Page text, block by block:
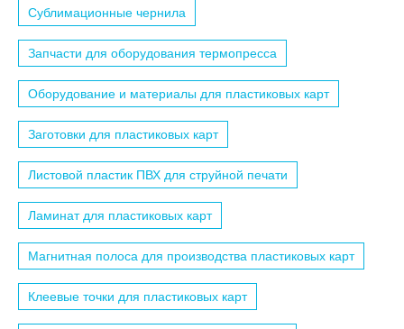
Сублимационные чернила
Запчасти для оборудования термопресса
Оборудование и материалы для пластиковых карт
Заготовки для пластиковых карт
Листовой пластик ПВХ для струйной печати
Ламинат для пластиковых карт
Магнитная полоса для производства пластиковых карт
Клеевые точки для пластиковых карт